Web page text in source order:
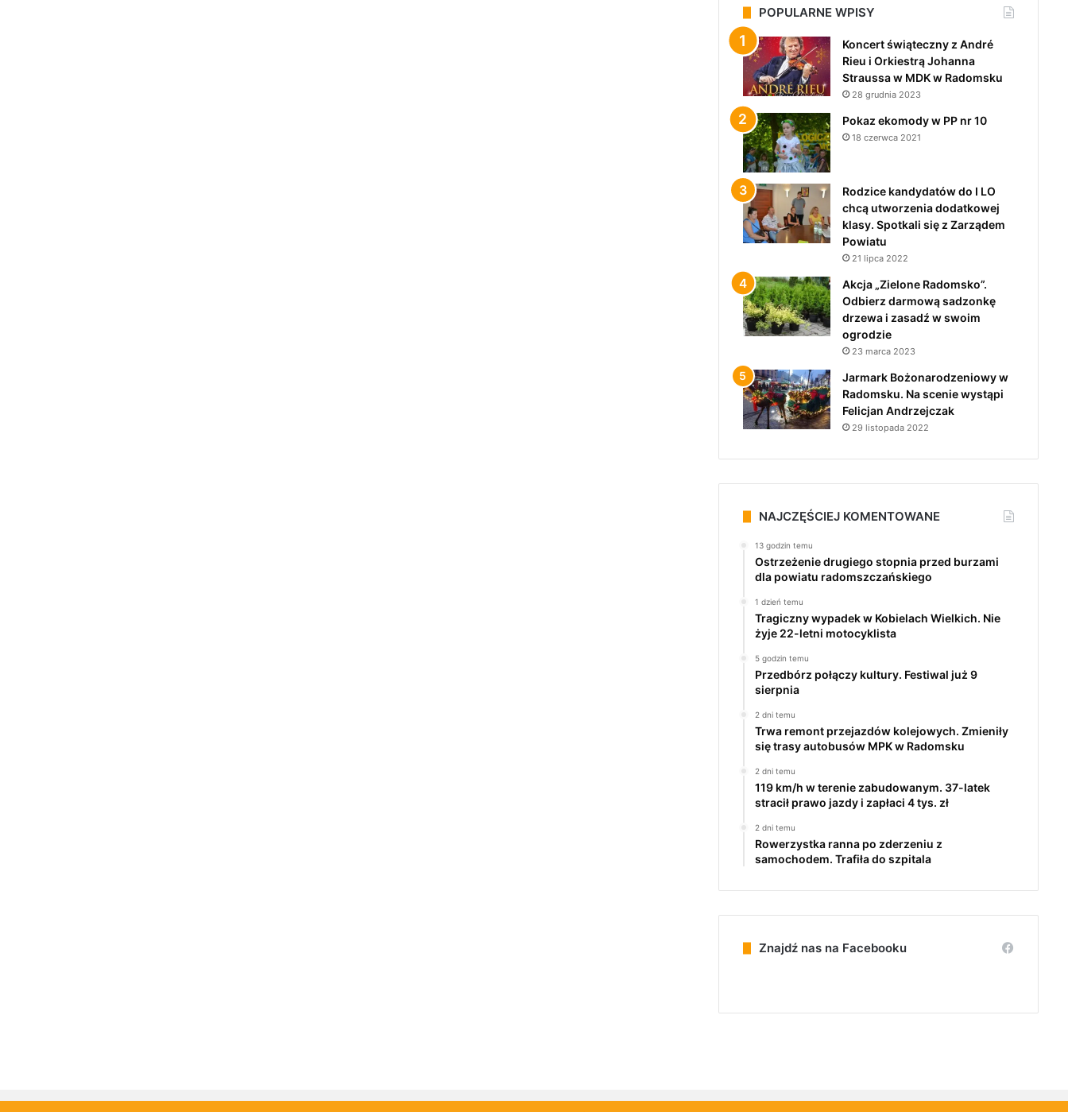
POPULARNE WPISY
Koncert świąteczny z André
Rieu i Orkiestrą Johanna
Straussa w MDK w Radomsku
28 grudnia 2023
Pokaz ekomody w PP nr 10
18 czerwca 2021
Rodzice kandydatów do I LO
chcą utworzenia dodatkowej
klasy. Spotkali się z Zarządem
Powiatu
21 lipca 2022
Akcja „Zielone Radomsko”.
Odbierz darmową sadzonkę
drzewa i zasadź w swoim
ogrodzie
23 marca 2023
Jarmark Bożonarodzeniowy w
Radomsku. Na scenie wystąpi
Felicjan Andrzejczak
29 listopada 2022
NAJCZĘŚCIEJ KOMENTOWANE
13 godzin temu
Ostrzeżenie drugiego stopnia przed burzami
dla powiatu radomszczańskiego
1 dzień temu
Tragiczny wypadek w Kobielach Wielkich. Nie
żyje 22-letni motocyklista
5 godzin temu
Przedbórz połączy kultury. Festiwal już 9
sierpnia
2 dni temu
Trwa remont przejazdów kolejowych. Zmieniły
się trasy autobusów MPK w Radomsku
2 dni temu
119 km/h w terenie zabudowanym. 37-latek
stracił prawo jazdy i zapłaci 4 tys. zł
2 dni temu
Rowerzystka ranna po zderzeniu z
samochodem. Trafiła do szpitala
Znajdź nas na Facebooku